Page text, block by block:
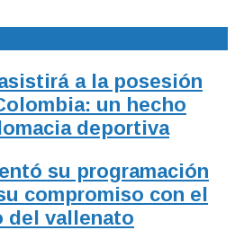
a la posesión
un hecho
deportiva
su programación
compromiso con el
del vallenato